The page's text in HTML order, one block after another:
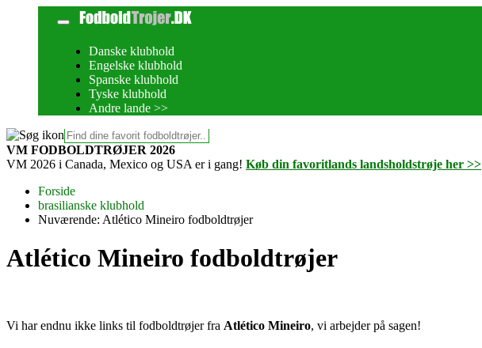
Danske klubhold
Engelske klubhold
Spanske klubhold
Tyske klubhold
Andre lande >>
VM FODBOLDTRØJER 2026
VM 2026 i Canada, Mexico og USA er i gang! Køb din favoritlands landsholdstrøje her >>
Forside
brasilianske klubhold
Nuværende: Atlético Mineiro fodboldtrøjer
Atlético Mineiro fodboldtrøjer
Vi har endnu ikke links til fodboldtrøjer fra Atlético Mineiro, vi arbejder på sagen!